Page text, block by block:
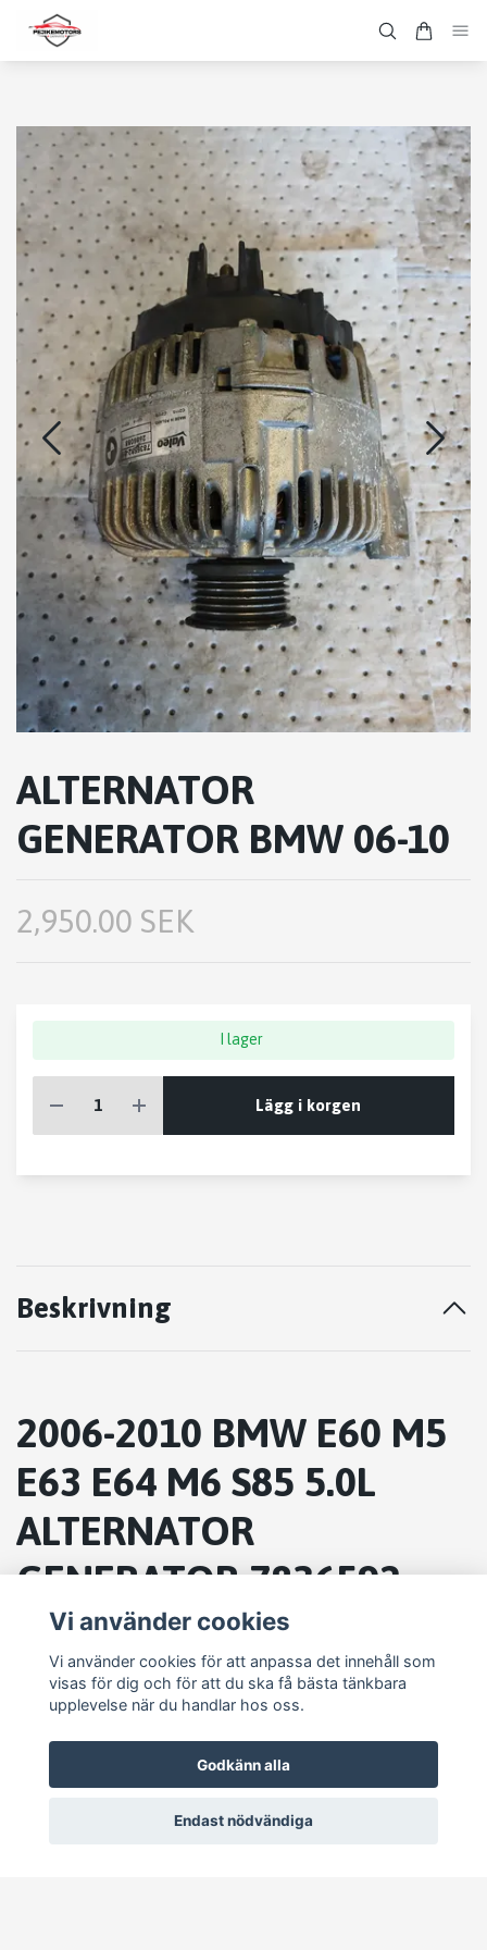
ALTERNATOR
GENERATOR BMW 06-10
2,950.00 SEK
I lager
Lägg i korgen
Beskrivning
2006-2010 BMW E60 M5
E63 E64 M6 S85 5.0L
ALTERNATOR
GENERATOR 7836592-
01OEM 2586088
Vi använder cookies
Vi använder cookies för att anpassa det innehåll som
visas för dig och för att du ska få bästa tänkbara
upplevelse när du handlar hos oss.
Godkänn alla
Endast nödvändiga